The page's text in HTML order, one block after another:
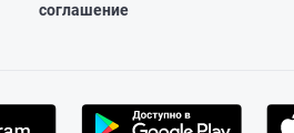
соглашение